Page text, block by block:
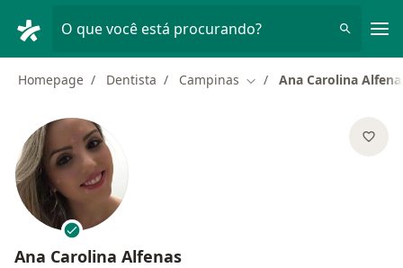
O que você está procurando?
Homepage Dentista Campinas Mudar de cidade
Ana Carolina
Ana Carolina Alfenas